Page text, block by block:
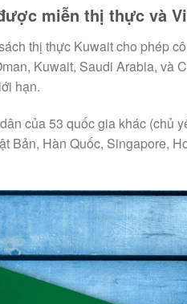
miễn thị thực và
thị thực Kuwait cho phép
Kuwait, Saudi Arabia, và
hạn.
của 53 quốc gia khác (chủ
Bản, Hàn Quốc, Singapore,